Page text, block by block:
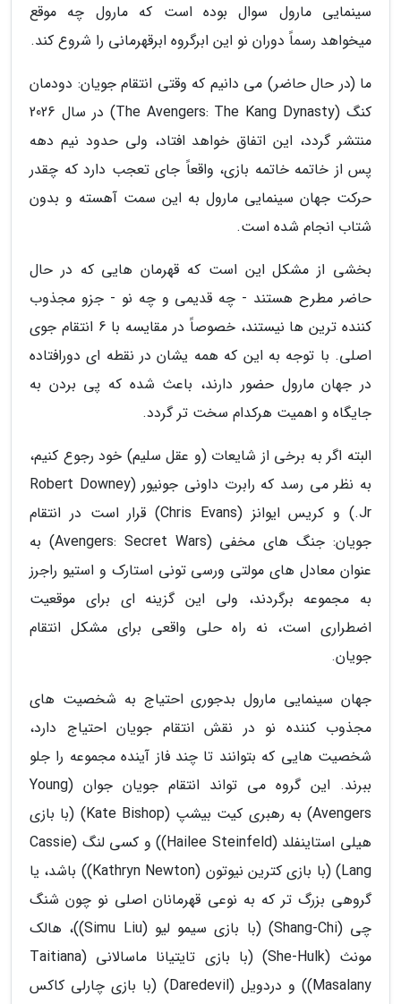
سینمایی مارول سوال بوده است که مارول چه موقع
میخواهد رسماً دوران نو این ابرگروه ابرقهرمانی را شروع کند.
ما (در حال حاضر) می دانیم که وقتی انتقام جویان: دودمان
کنگ (The Avengers: The Kang Dynasty) در سال 2026
منتشر گردد، این اتفاق خواهد افتاد، ولی حدود نیم دهه
پس از خاتمه خاتمه بازی، واقعاً جای تعجب دارد که چقدر
حرکت جهان سینمایی مارول به این سمت آهسته و بدون
شتاب انجام شده است.
بخشی از مشکل این است که قهرمان هایی که در حال
حاضر مطرح هستند - چه قدیمی و چه نو - جزو مجذوب
کننده ترین ها نیستند، خصوصاً در مقایسه با 6 انتقام جوی
اصلی. با توجه به این که همه یشان در نقطه ای دورافتاده
در جهان مارول حضور دارند، باعث شده که پی بردن به
جایگاه و اهمیت هرکدام سخت تر گردد.
البته اگر به برخی از شایعات (و عقل سلیم) خود رجوع کنیم،
به نظر می رسد که رابرت داونی جونیور (Robert Downey
Jr.) و کریس ایوانز (Chris Evans) قرار است در انتقام
جویان: جنگ های مخفی (Avengers: Secret Wars) به
عنوان معادل های مولتی ورسی تونی استارک و استیو راجرز
به مجموعه برگردند، ولی این گزینه ای برای موقعیت
اضطراری است، نه راه حلی واقعی برای مشکل انتقام
جویان.
جهان سینمایی مارول بدجوری احتیاج به شخصیت های
مجذوب کننده نو در نقش انتقام جویان احتیاج دارد،
شخصیت هایی که بتوانند تا چند فاز آینده مجموعه را جلو
ببرند. این گروه می تواند انتقام جویان جوان (Young
Avengers) به رهبری کیت بیشپ (Kate Bishop) (با بازی
هیلی استاینفلد (Hailee Steinfeld)) و کسی لنگ (Cassie
Lang) (با بازی کترین نیوتون (Kathryn Newton)) باشد، یا
گروهی بزرگ تر که به نوعی قهرمانان اصلی نو چون شنگ
چی (Shang-Chi) (با بازی سیمو لیو (Simu Liu))، هالک
مونث (She-Hulk) (با بازی تایتیانا ماسالانی (Taitiana
Masalany)) و دردویل (Daredevil) (با بازی چارلی کاکس